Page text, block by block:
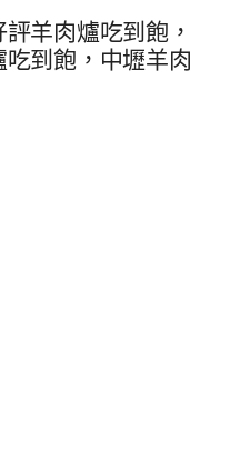
羊肉爐吃到飽，
到飽，中壢羊肉